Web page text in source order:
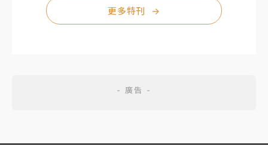
更多特刊 →